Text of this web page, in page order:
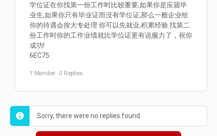
学位证在你找第一份工作时比较重要,如果你是应届毕
业生,如果你只有毕业证而没有学位证,那么一般企业给
你的待遇会按大专处理.你可以先就业,积累经验.找第二
份工作时你的工作业绩就比学位证更有说服力了，祝你
成功!
6EC75
1 Member · 0 Replies
Sorry, there were no replies found.